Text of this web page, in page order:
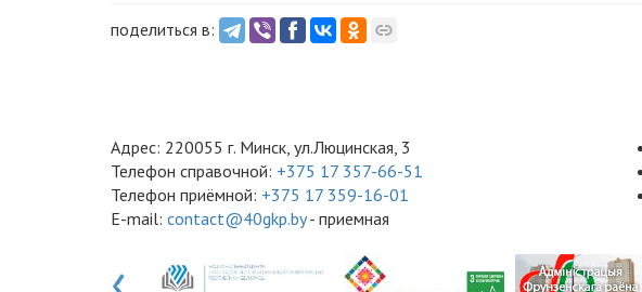
поделиться в:
Адрес: 220055 г. Минск, ул.Люцинская, 3
Телефон справочной: +375 17 357-66-51
Телефон приёмной: +375 17 359-16-01
E-mail: contact@40gkp.by- приемная